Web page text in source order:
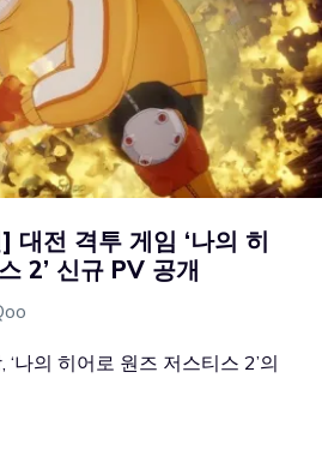
대전 격투 게임 ‘나의 히
2’ 신규 PV 공개
나의 히어로 원즈 저스티스 2’의